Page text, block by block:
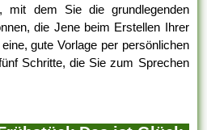
mit dem Sie die grundlegenden
die Jene beim Erstellen Ihrer
gute Vorlage per persönlichen
Schritte, die Sie zum Sprechen